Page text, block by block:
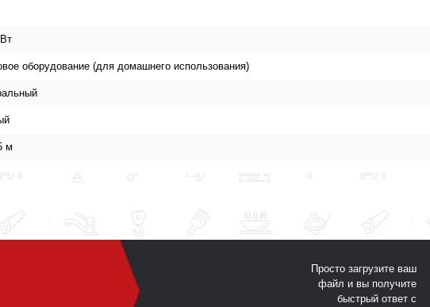
оборудование (для домашнего использования)
м
Просто загрузите ваш
файл и вы получите
быстрый ответ с